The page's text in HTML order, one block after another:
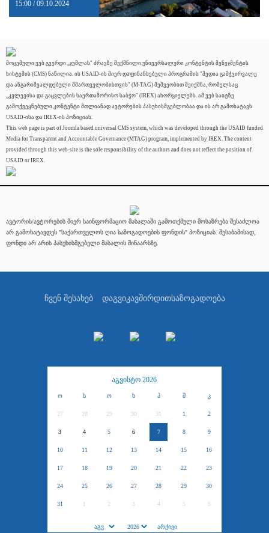
15:00 / 09.10.2024
მოცემული ვებ გვერდი „ჯუმლას" ძრავზე შექმნილი უნივერსალური კონტენტის მენეჯმენტის
სისტემის (CMS) ნაწილია. ის USAID-ის მიერ დაფინანსებული პროგრამის "მედია გამჭვირვალე
და ანგარიშვალდებული მმართველობისთვის" (M-TAG) მეშვეობით შეიქმნა, რომელსაც
„კვლევისა და გაცვლების საერთაშორისო საბჭო" (IREX) ახორციელებს. ამ ვებ საიტზე
გამოქვეყნებული კონტენტი მთლიანად ავტორების პასუხისმგებლობაა და ის არ გამოხატავს
USAID-ისა და IREX-ის პოზიციას.
This web page is part of Joomla based universal CMS system, which was developed through the USAID funded
Media for Transparent and Accountable Governance (MTAG) program, implemented by IREX. The content
provided through this web-site is the sole responsibility of the authors and does not reflect the position of
USAID or IREX.
ავტორის/ავტორების მიერ საინფორმაციო მასალაში გამოთქმული მოსაზრება შესაძლოა
არ გამოხატავდეს "საქართველოს ღია საზოგადოების ფონდის" პოზიციას. შესაბამისად,
ფონდი არ არის პასუხისმგებელი მასალის შინაარსზე.
ჩვენ შესახებ დაგვიკავშირდითსაზოგადოება
აგვისტო 2026
ო ს ო ხ პ შ კ
27 28 29 30 31 1 2
3 4 5 6 7 8 9
10 11 12 13 14 15 16
17 18 19 20 21 22 23
24 25 26 27 28 29 30
31 1 2 3 4 5 6